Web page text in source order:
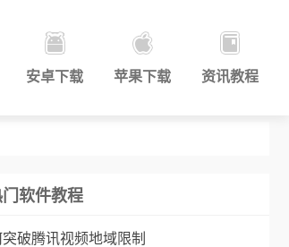
安卓下载 苹果下载 资讯教程
门软件教程
破腾讯视频地域限制